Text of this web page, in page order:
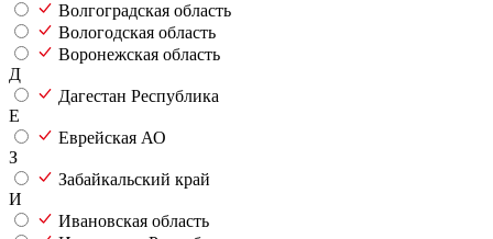
Волгоградская область
Вологодская область
Воронежская область
Д
Дагестан Республика
Е
Еврейская АО
З
Забайкальский край
И
Ивановская область